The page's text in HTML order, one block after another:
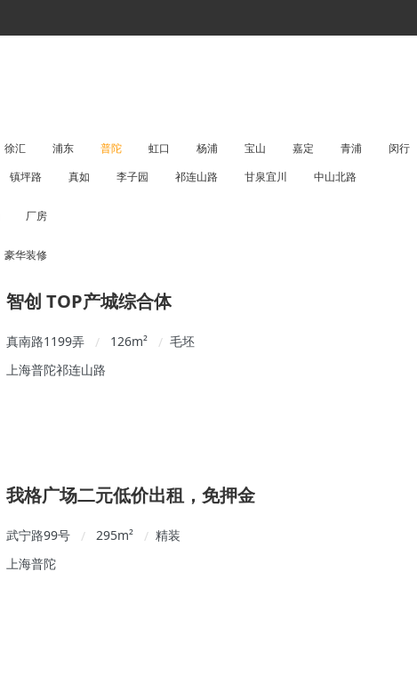
徐汇 浦东 普陀 虹口 杨浦 宝山 嘉定 青浦 闵行
镇坪路 真如 李子园 祁连山路 甘泉宜川 中山北路
厂房
豪华装修
智创 TOP产城综合体
真南路1199弄 / 126m² / 毛坯
上海普陀祁连山路
我格广场二元低价出租，免押金
武宁路99号 / 295m² / 精装
上海普陀